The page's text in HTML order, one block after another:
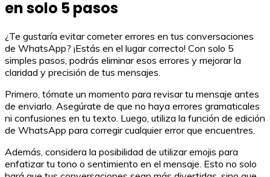
en solo 5 pasos
¿Te gustaría evitar cometer errores en tus conversaciones
de WhatsApp? ¡Estás en el lugar correcto! Con solo 5
simples pasos, podrás eliminar esos errores y mejorar la
claridad y precisión de tus mensajes.
Primero, tómate un momento para revisar tu mensaje antes
de enviarlo. Asegúrate de que no haya errores gramaticales
ni confusiones en tu texto. Luego, utiliza la función de edición
de WhatsApp para corregir cualquier error que encuentres.
Además, considera la posibilidad de utilizar emojis para
enfatizar tu tono o sentimiento en el mensaje. Esto no solo